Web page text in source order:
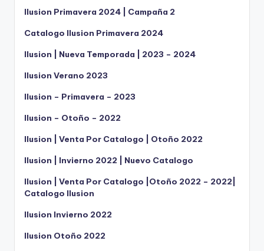
Ilusion Primavera 2024 | Campaña 2
Catalogo Ilusion Primavera 2024
Ilusion | Nueva Temporada | 2023 – 2024
Ilusion Verano 2023
Ilusion – Primavera – 2023
Ilusion – Otoño – 2022
Ilusion | Venta Por Catalogo | Otoño 2022
Ilusion | Invierno 2022 | Nuevo Catalogo
Ilusion | Venta Por Catalogo |Otoño 2022 – 2022|
Catalogo Ilusion
Ilusion Invierno 2022
Ilusion Otoño 2022